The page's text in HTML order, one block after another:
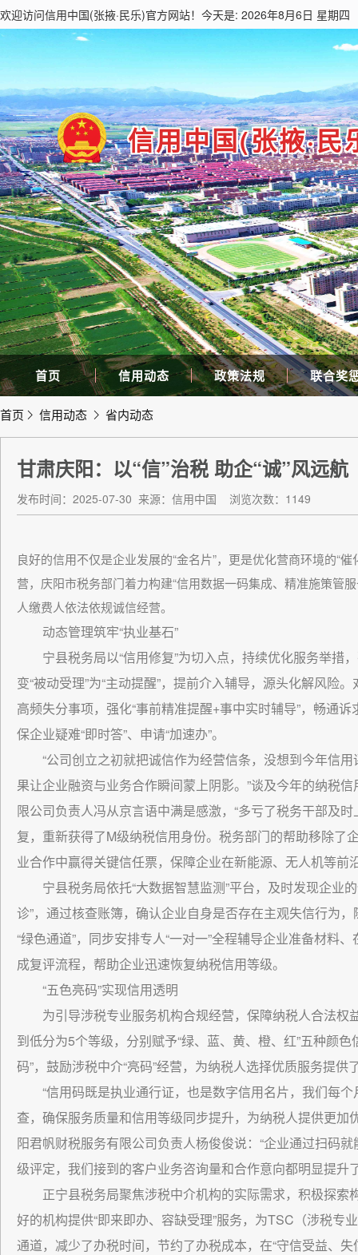
欢迎访问信用中国(张掖·民乐)官方网站！今天是: 2026年8月6日 星期四
信用中国(张掖·民
首页 信用动态 政策法规 联合奖
首页 信用动态 省内动态
甘肃庆阳：以“信”治税 助企“诚”风远航
发布时间：2025-07-30 来源：信用中国 浏览次数：1149
良好的信用不仅是企业发展的“金名片”，更是优化营商环境的“
营，庆阳市税务部门着力构建“信用数据一码集成、精准施策管
人缴费人依法依规诚信经营。
动态管理筑牢“执业基石”
宁县税务局以“信用修复”为切入点，持续优化服务举
变“被动受理”为“主动提醒”，提前介入辅导，源头化解风险
高频失分事项，强化“事前精准提醒+事中实时辅导”，畅通
保企业疑难“即时答”、申请“加速办”。
“公司创立之初就把诚信作为经营信条，没想到今年信
果让企业融资与业务合作瞬间蒙上阴影。”谈及今年的纳税
限公司负责人冯从京言语中满是感激，“多亏了税务干部及
复，重新获得了M级纳税信用身份。税务部门的帮助移除了
业合作中赢得关键信任票，保障企业在新能源、无人机等前
宁县税务局依托“大数据智慧监测”平台，及时发现企业
诊”，通过核查账簿，确认企业自身是否存在主观失信行为
“绿色通道”，同步安排专人“一对一”全程辅导企业准备材料
成复评流程，帮助企业迅速恢复纳税信用等级。
“五色亮码”实现信用透明
为引导涉税专业服务机构合规经营，保障纳税人合法
到低分为5个等级，分别赋予“绿、蓝、黄、橙、红”五种颜
码”，鼓励涉税中介“亮码”经营，为纳税人选择优质服务提供
“信用码既是执业通行证，也是数字信用名片，我们每
查，确保服务质量和信用等级同步提升，为纳税人提供更
阳君帆财税服务有限公司负责人杨俊俊说：“企业通过扫码
级评定，我们接到的客户业务咨询量和合作意向都明显提升
正宁县税务局聚焦涉税中介机构的实际需求，积极探索
好的机构提供“即来即办、容缺受理”服务，为TSC（涉税专
通道，减少了办税时间，节约了办税成本，在“守信受益、